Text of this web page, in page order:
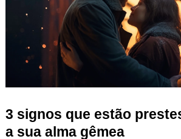
3 signos que estão
a sua alma gêmea